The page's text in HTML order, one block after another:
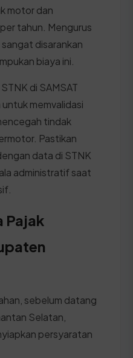
motor dan
tahun. Mengurus
disarankan
biaya ini.
di SAMSAT
memvalidasi
tindak
Pastikan
data di STNK
administratif saat
Pajak
sebelum datang
Selatan,
persyaratan